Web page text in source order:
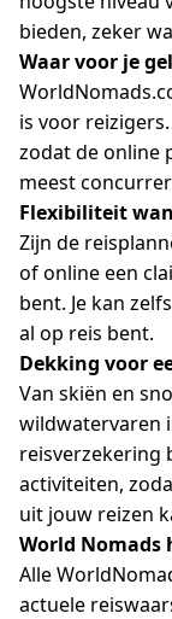
bieden, zeker
Waar voor je
is voor
zodat de online
meest
Flexibiliteit
Zijn de
of online een
bent. Je kan
al op reis bent.
Dekking voor
Van skiën en
wildwatervaren
reisverzekering
activiteiten,
uit jouw reizen
World Nomads
Alle
actuele